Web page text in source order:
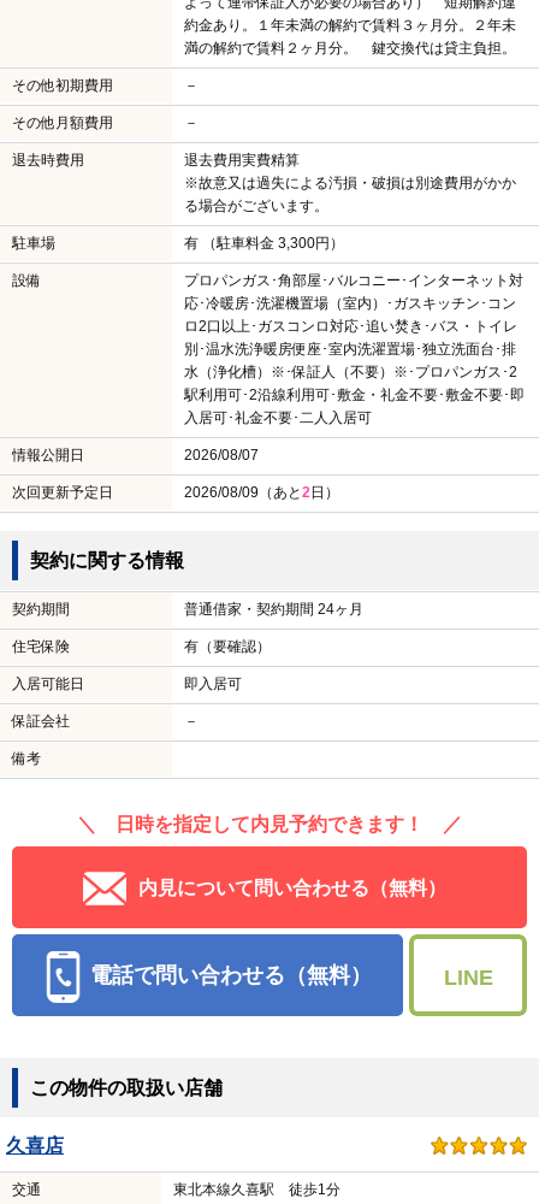
約金あり。１年未満の解約で賃料３ヶ月分。２年未
満の解約で賃料２ヶ月分。 鍵交換代は貸主負担。
その他初期費用 －
その他月額費用 －
退去時費用
退去費用実費精算
※故意又は過失による汚損・破損は別途費用がかか
る場合がございます。
駐車場 有 （駐車料金 3,300円）
設備
プロパンガス･角部屋･バルコニー･インターネット対
応･冷暖房･洗濯機置場（室内）･ガスキッチン･コン
ロ2口以上･ガスコンロ対応･追い焚き･バス・トイレ
別･温水洗浄暖房便座･室内洗濯置場･独立洗面台･排
水（浄化槽）※･保証人（不要）※･プロパンガス･2
駅利用可･2沿線利用可･敷金・礼金不要･敷金不要･即
入居可･礼金不要･二人入居可
情報公開日 2026/08/07
次回更新予定日 2026/08/09（あと2日）
契約に関する情報
契約期間 普通借家・契約期間 24ヶ月
住宅保険 有（要確認）
入居可能日 即入居可
保証会社 －
備考
＼ 日時を指定して内見予約できます！ ／
内見について問い合わせる（無料）
電話で問い合わせる（無料） LINE
この物件の取扱い店舗
久喜店
交通 東北本線久喜駅 徒歩1分